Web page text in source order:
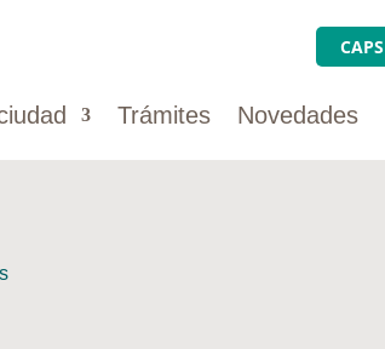
CAPS
Trámites Novedades